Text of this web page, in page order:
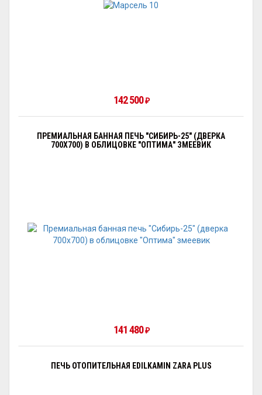
142 500₽
ПРЕМИАЛЬНАЯ БАННАЯ ПЕЧЬ "СИБИРЬ-25" (ДВЕРКА
700Х700) В ОБЛИЦОВКЕ "ОПТИМА" ЗМЕЕВИК
141 480₽
ПЕЧЬ ОТОПИТЕЛЬНАЯ EDILKAMIN ZARA PLUS